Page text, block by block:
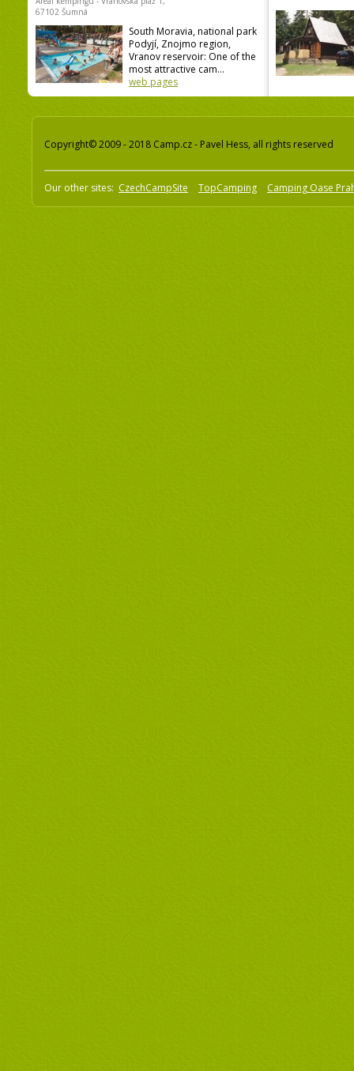
67102 Šumná
South Moravia, national park
Podyjí, Znojmo region,
Vranov reservoir: One of the
most attractive cam...
web pages
Copyright© 2009 - 2018 Camp.cz - Pavel Hess, all rights reserved
Our other sites: CzechCampSite TopCamping Camping Oase